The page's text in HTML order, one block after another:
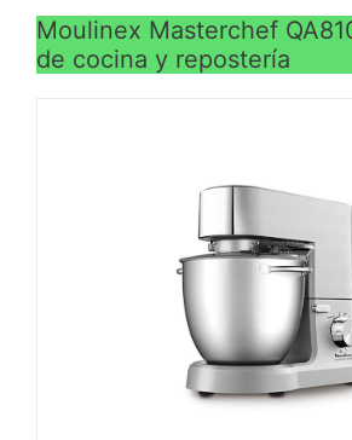
Moulinex Masterchef
de cocina y repostería